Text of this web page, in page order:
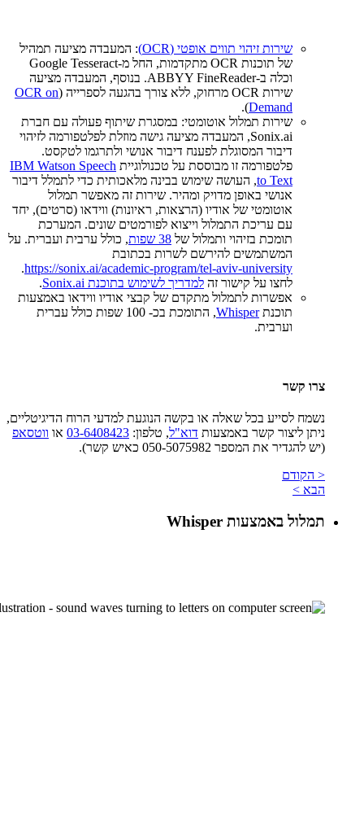
שירות זיהוי תווים אופטי (OCR)
: המעבדה מציעה תמהיל
של תוכנות OCR מתקדמות, החל מ-Google Tesseract
וכלה ב-ABBYY FineReader. בנוסף, המעבדה מציעה
שירות OCR מרחוק, ללא צורך בהגעה לספרייה (
OCR on
Demand
).
שירות תמלול אוטומטי: במסגרת שיתוף פעולה עם חברת
Sonix.ai, המעבדה מציעה גישה מוזלת לפלטפורמה לזיהוי
דיבור המסוגלת לפענח דיבור אנושי ולתרגמו לטקסט.
פלטפורמה זו מבוססת על טכנולוגיית IBM Watson Speech
to Text, העושה שימוש בבינה מלאכותית כדי לתמלל דיבור
אנושי באופן מדויק ומהיר. שירות זה מאפשר תמלול
אוטומטי של אודיו (הרצאות, ראיונות) ווידאו (סרטים), יחד
עם עריכת התמלול וייצוא לפורמטים שונים. המערכת
תומכת בזיהוי ותמלול של 38 שפות
, כולל ערבית ועברית. על
המשתמשים להירשם לשרות בכתובת
https://sonix.ai/academic-program/tel-aviv-university
.
לחצו על קישור זה למדריך לשימוש בתוכנת Sonix.ai
.
אפשרות לתמלול מתקדם של קבצי אודיו ווידאו באמצעות
תוכנתWhisper
, התומכת בכ- 100 שפות כולל עברית
וערבית.
צרו קשר
נשמח לסייע בכל שאלה או בקשה הנוגעת למדעי הרוח הדיגיטליים,
ניתן ליצור קשר באמצעות דוא"ל, טלפון: 03-6408423 או ווטסאפ
(יש להגדיר את המספר 050-5075982 כאיש קשר).
< הקודם
הבא >
תמלול באמצעות Whisper